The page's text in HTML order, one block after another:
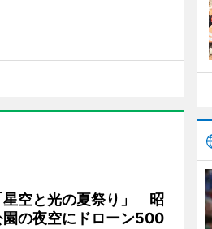
星空と光の夏祭り」 昭
園の夜空にドローン500